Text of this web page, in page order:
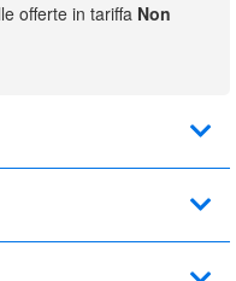
offerte in tariffa Non